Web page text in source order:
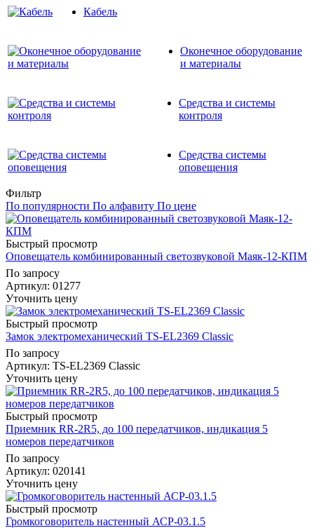
Кабель
Оконечное оборудование
и материалы
Средства и системы
контроля
Средства системы
оповещения
Фильтр
По популярности По алфавиту По цене
Быстрый просмотр
Оповещатель комбинированный светозвуковой Маяк-12-КПМ
По запросу
Артикул: 01277
Уточнить цену
Быстрый просмотр
Замок электромеханический TS-EL2369 Classic
По запросу
Артикул: TS-EL2369 Classic
Уточнить цену
Быстрый просмотр
Приемник RR-2R5, до 100 передатчиков, индикация 5
номеров передатчиков
По запросу
Артикул: 020141
Уточнить цену
Быстрый просмотр
Громкоговоритель настенный АСР-03.1.5